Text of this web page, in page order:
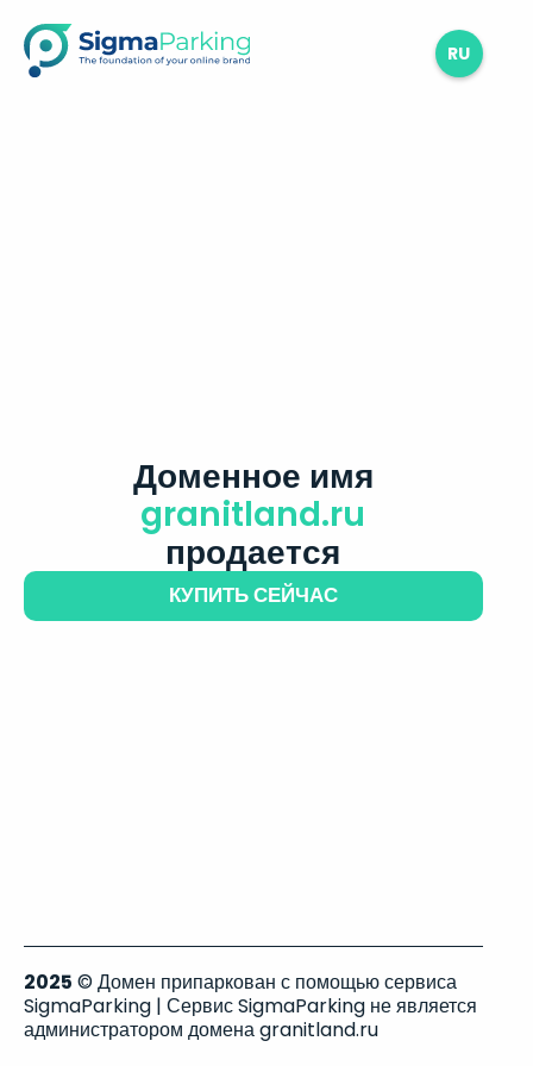
RU
Доменное имя
granitland.ru
продается
КУПИТЬ СЕЙЧАС
2025 © Домен припаркован с помощью сервиса
SigmaParking | Сервис SigmaParking не является
администратором домена granitland.ru